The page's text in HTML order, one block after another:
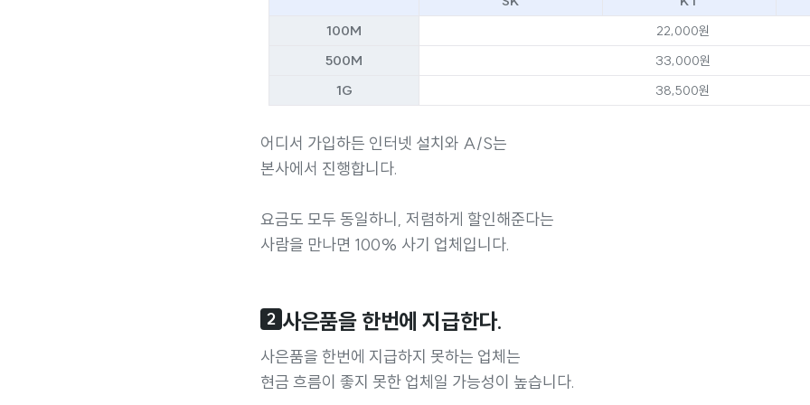
100M
22,000원
500M
33,000원
1G
38,500원
어디서 가입하든 인터넷 설치와 A/S는
본사에서 진행합니다.
요금도 모두 동일하니, 저렴하게 할인해준다는
사람을 만나면 100% 사기 업체입니다.
2 사은품을 한번에 지급한다.
사은품을 한번에 지급하지 못하는 업체는
현금 흐름이 좋지 못한 업체일 가능성이 높습니다.